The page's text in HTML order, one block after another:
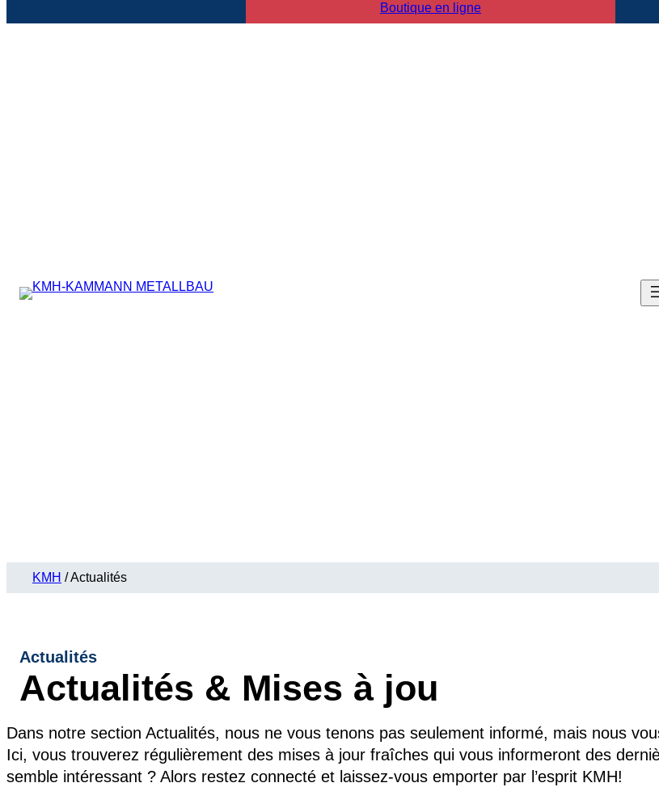
Boutique en ligne
KMH /Actualités
Actualités
Actualités & Mises à jou
Dans notre section Actualités, nous ne vous tenons pas seulement informé, mais nous
Ici, vous trouverez régulièrement des mises à jour fraîches qui vous informeront des
semble intéressant ? Alors restez connecté et laissez-vous emporter par l’esprit KMH!